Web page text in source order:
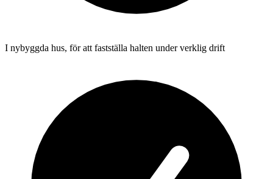
I nybyggda hus, för att fastställa halten under verklig drift